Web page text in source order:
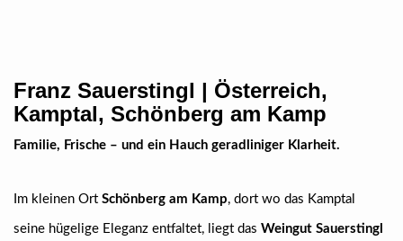
Franz Sauerstingl | Österreich,
Kamptal, Schönberg am Kamp
Familie, Frische – und ein Hauch geradliniger Klarheit.
Im kleinen Ort Schönberg am Kamp, dort wo das Kamptal
seine hügelige Eleganz entfaltet, liegt das Weingut Sauerstingl